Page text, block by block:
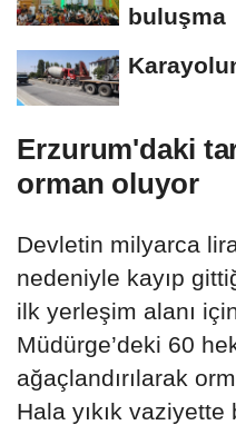
buluşma
Erzurum'daki
orman oluyor
Devletin milyarca
nedeniyle kayıp
ilk yerleşim alanı
Müdürge’deki 60
ağaçlandırılarak
Hala yıkık